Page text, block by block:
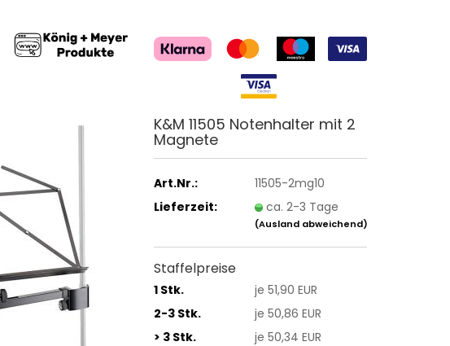
K&M 11505 Notenhalter mit 2
Magnete
Art.Nr.:
11505-2mg10
Lieferzeit:
ca. 2-3 Tage
(Ausland abweichend)
Staffelpreise
1 Stk.
je 51,90 EUR
2-3 Stk.
je 50,86 EUR
> 3 Stk.
je 50,34 EUR